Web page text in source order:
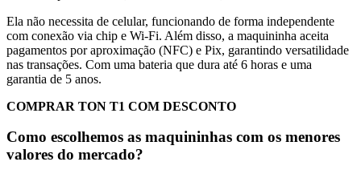
Ela não necessita de celular, funcionando de forma independente
com conexão via chip e Wi-Fi. Além disso, a maquininha aceita
pagamentos por aproximação (NFC) e Pix, garantindo versatilidade
nas transações. Com uma bateria que dura até 6 horas e uma
garantia de 5 anos.
COMPRAR TON T1 COM DESCONTO
Como escolhemos as maquininhas com os menores
valores do mercado?